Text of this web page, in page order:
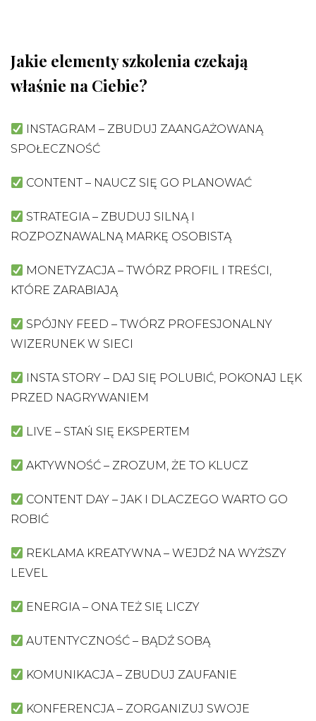
Jakie elementy szkolenia czekają
właśnie na Ciebie?
INSTAGRAM – ZBUDUJ ZAANGAŻOWANĄ
SPOŁECZNOŚĆ
CONTENT – NAUCZ SIĘ GO PLANOWAĆ
STRATEGIA – ZBUDUJ SILNĄ I
ROZPOZNAWALNĄ MARKĘ OSOBISTĄ
MONETYZACJA – TWÓRZ PROFIL I TREŚCI,
KTÓRE ZARABIAJĄ
SPÓJNY FEED – TWÓRZ PROFESJONALNY
WIZERUNEK W SIECI
INSTA STORY – DAJ SIĘ POLUBIĆ, POKONAJ LĘK
PRZED NAGRYWANIEM
LIVE – STAŃ SIĘ EKSPERTEM
AKTYWNOŚĆ – ZROZUM, ŻE TO KLUCZ
CONTENT DAY – JAK I DLACZEGO WARTO GO
ROBIĆ
REKLAMA KREATYWNA – WEJDŹ NA WYŻSZY
LEVEL
ENERGIA – ONA TEŻ SIĘ LICZY
AUTENTYCZNOŚĆ – BĄDŹ SOBĄ
KOMUNIKACJA – ZBUDUJ ZAUFANIE
KONFERENCJA – ZORGANIZUJ SWOJE